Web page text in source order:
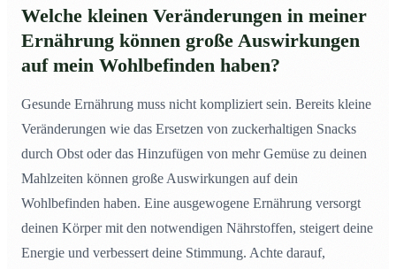
Welche kleinen Veränderungen in meiner
Ernährung können große Auswirkungen
auf mein Wohlbefinden haben?
Gesunde Ernährung muss nicht kompliziert sein. Bereits kleine
Veränderungen wie das Ersetzen von zuckerhaltigen Snacks
durch Obst oder das Hinzufügen von mehr Gemüse zu deinen
Mahlzeiten können große Auswirkungen auf dein
Wohlbefinden haben. Eine ausgewogene Ernährung versorgt
deinen Körper mit den notwendigen Nährstoffen, steigert deine
Energie und verbessert deine Stimmung. Achte darauf,